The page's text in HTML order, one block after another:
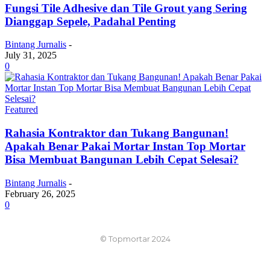
Fungsi Tile Adhesive dan Tile Grout yang Sering
Dianggap Sepele, Padahal Penting
Bintang Jurnalis -
July 31, 2025
0
Featured
Rahasia Kontraktor dan Tukang Bangunan!
Apakah Benar Pakai Mortar Instan Top Mortar
Bisa Membuat Bangunan Lebih Cepat Selesai?
Bintang Jurnalis -
February 26, 2025
0
© Topmortar 2024